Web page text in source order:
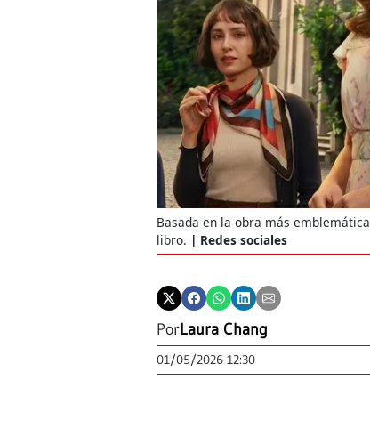
Basada en la obra más
libro.
Redes sociales
PorLaura Chang
01/05/2026 12:30